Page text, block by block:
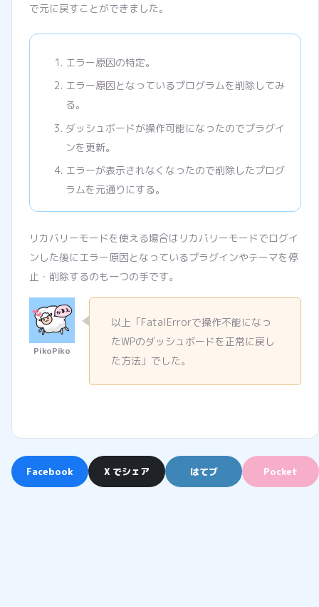
で元に戻すことができました。
エラー原因の特定。
エラー原因となっているプログラムを削除してみ
る。
ダッシュボードが操作可能になったのでプラグイ
ンを更新。
エラーが表示されなくなったので削除したプログ
ラムを元通りにする。
リカバリーモードを使える場合はリカバリーモードでログイ
ンした後にエラー原因となっているプラグインやテーマを停
止・削除するのも一つの手です。
以上「FatalErrorで操作不能になっ
たWPのダッシュボードを正常に戻し
た方法」でした。
Facebook X でシェア はてブ Pocket